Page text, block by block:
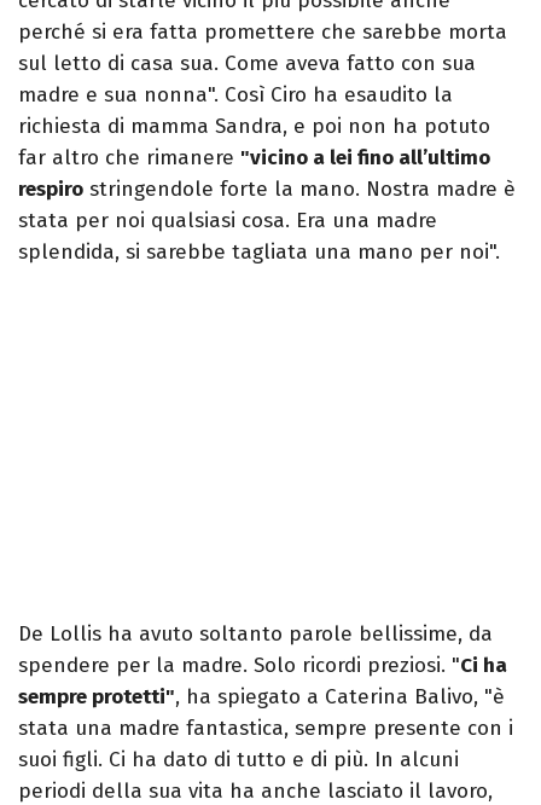
perché si era fatta promettere che sarebbe morta
sul letto di casa sua. Come aveva fatto con sua
madre e sua nonna". Così Ciro ha esaudito la
richiesta di mamma Sandra, e poi non ha potuto
far altro che rimanere "vicino a lei fino all’ultimo
respiro stringendole forte la mano. Nostra madre è
stata per noi qualsiasi cosa. Era una madre
splendida, si sarebbe tagliata una mano per noi".
De Lollis ha avuto soltanto parole bellissime, da
spendere per la madre. Solo ricordi preziosi. "Ci ha
sempre protetti", ha spiegato a Caterina Balivo, "è
stata una madre fantastica, sempre presente con i
suoi figli. Ci ha dato di tutto e di più. In alcuni
periodi della sua vita ha anche lasciato il lavoro,